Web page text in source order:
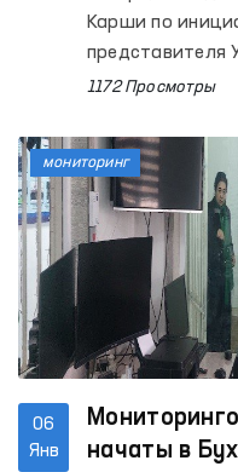
Карши по
представителя
человека
мероприятие.
1172 Просмотры
06
Янв
начаты в
мониторинг